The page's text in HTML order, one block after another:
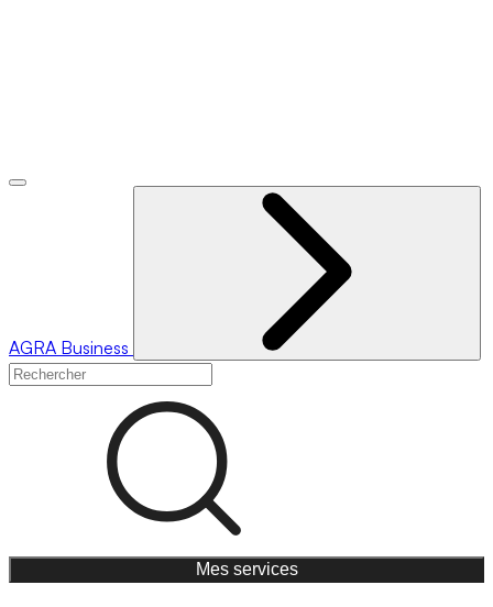
AGRA Business
Mes services